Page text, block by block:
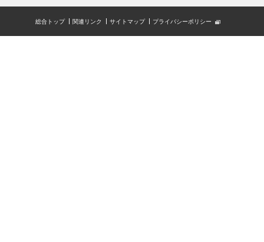
総合トップ 関連リンク サイトマップ プライバシーポリシー